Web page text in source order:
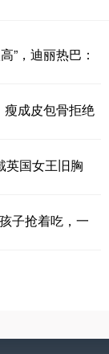
”，迪丽热巴：
成皮包骨拒绝
英国女王旧胸
子抢着吃，一